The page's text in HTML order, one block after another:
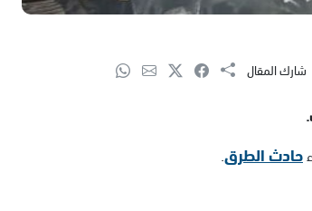
شارك المقال
حادث الطرق.